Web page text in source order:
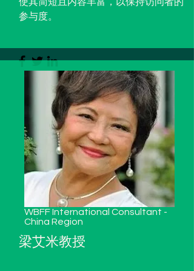
参与度。
WBFF International Consultant -
China Region
梁艾米教授